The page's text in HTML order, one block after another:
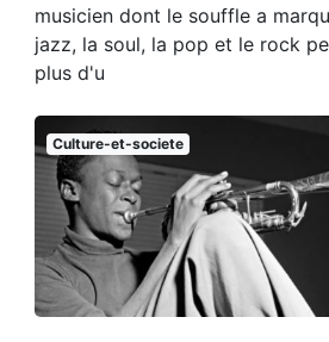
musicien dont le souffle a
jazz, la soul, la pop et le rock
plus d'u
Culture-et-societe